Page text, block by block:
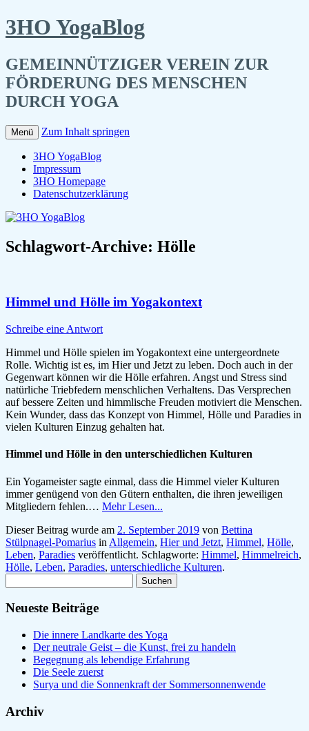
3HO YogaBlog
GEMEINNÜTZIGER VEREIN ZUR
FÖRDERUNG DES MENSCHEN
DURCH YOGA
Menü Zum Inhalt springen
3HO YogaBlog
Impressum
3HO Homepage
Datenschutzerklärung
Schlagwort-Archive: Hölle
Himmel und Hölle im Yogakontext
Schreibe eine Antwort
Himmel und Hölle spielen im Yogakontext eine untergeordnete
Rolle. Wichtig ist es, im Hier und Jetzt zu leben. Doch auch in der
Gegenwart können wir die Hölle erfahren. Angst und Stress sind
natürliche Triebfedern menschlichen Verhaltens. Das Versprechen
auf bessere Zeiten und himmlische Freuden motiviert die Menschen.
Kein Wunder, dass das Konzept von Himmel, Hölle und Paradies in
vielen Kulturen Einzug gehalten hat.
Himmel und Hölle in den unterschiedlichen Kulturen
Ein Yogameister sagte einmal, dass die Himmel vieler Kulturen
immer genügend von den Gütern enthalten, die ihren jeweiligen
Mitgliedern fehlen.… Mehr Lesen...
Dieser Beitrag wurde am 2. September 2019 von Bettina
Stülpnagel-Pomarius in Allgemein, Hier und Jetzt, Himmel, Hölle,
Leben, Paradies veröffentlicht. Schlagworte: Himmel, Himmelreich,
Hölle, Leben, Paradies, unterschiedliche Kulturen.
nach:
Neueste Beiträge
Die innere Landkarte des Yoga
Der neutrale Geist – die Kunst, frei zu handeln
Begegnung als lebendige Erfahrung
Die Seele zuerst
Surya und die Sonnenkraft der Sommersonnenwende
Archiv